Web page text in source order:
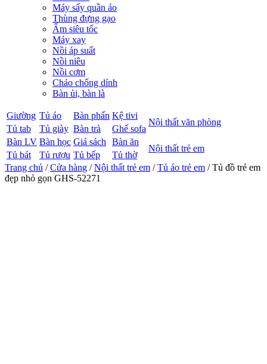
Máy sấy quần áo
Thùng đựng gạo
Ấm siêu tốc
Máy xay
Nồi áp suất
Nồi niêu
Nồi cơm
Chảo chống dính
Bàn ủi, bàn là
Giường Tủ áo Bàn phấn Kệ tivi
Nội thất văn phòng
Tủ tab Tủ giày Bàn trà
Ghế sofa
Bàn LV Bàn học Giá sách Bàn ăn
Nội thất trẻ em
Tủ bát Tủ rượu Tủ bếp
Tủ thờ
Trang chủ /Cửa hàng /Nội thất trẻ em /Tủ áo trẻ em / Tủ đồ trẻ em
đẹp nhỏ gọn GHS-52271